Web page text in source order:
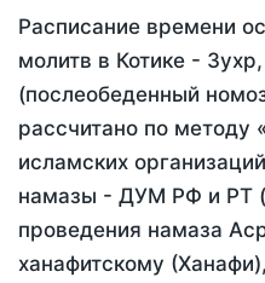
Расписание времени
молитв в Котике -
(послеобеденный
рассчитано по
исламских
намазы - ДУМ РФ и РТ
проведения намаза
ханафитскому